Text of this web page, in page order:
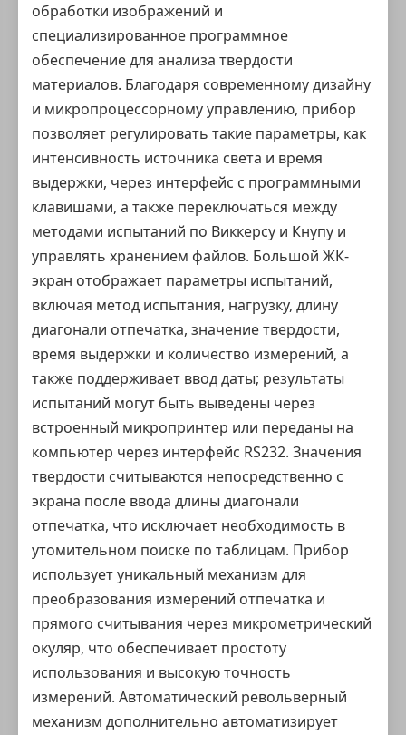
обработки изображений и
специализированное программное
обеспечение для анализа твердости
материалов. Благодаря современному дизайну
и микропроцессорному управлению, прибор
позволяет регулировать такие параметры, как
интенсивность источника света и время
выдержки, через интерфейс с программными
клавишами, а также переключаться между
методами испытаний по Виккерсу и Кнупу и
управлять хранением файлов. Большой ЖК-
экран отображает параметры испытаний,
включая метод испытания, нагрузку, длину
диагонали отпечатка, значение твердости,
время выдержки и количество измерений, а
также поддерживает ввод даты; результаты
испытаний могут быть выведены через
встроенный микропринтер или переданы на
компьютер через интерфейс RS232. Значения
твердости считываются непосредственно с
экрана после ввода длины диагонали
отпечатка, что исключает необходимость в
утомительном поиске по таблицам. Прибор
использует уникальный механизм для
преобразования измерений отпечатка и
прямого считывания через микрометрический
окуляр, что обеспечивает простоту
использования и высокую точность
измерений. Автоматический револьверный
механизм дополнительно автоматизирует